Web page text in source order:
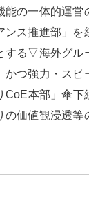
能の一体的運営
ンス推進部」を
する▽海外グル
かつ強力・スピ
本部」傘下
の価値観浸透等